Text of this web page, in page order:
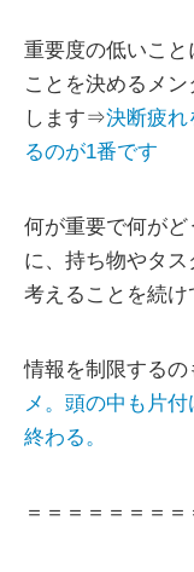
重要度の低いこ
ことを決めるメ
します⇒決断疲れ
るのが1番です
何が重要で何が
に、持ち物やタ
考えることを続け
情報を制限する
メ。頭の中も片
終わる。
＝＝＝＝＝＝＝＝